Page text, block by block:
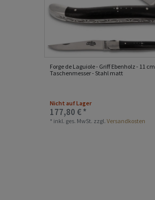
Forge de Laguiole - Griff Ebenholz - 11 cm
Taschenmesser - Stahl matt
Nicht auf Lager
177,80 € *
* inkl. ges. MwSt. zzgl.Versandkosten